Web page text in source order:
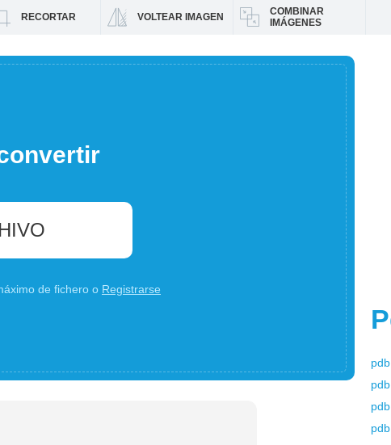
RECORTAR VOLTEAR IMAGEN
COMBINAR
IMÁGENES
de fichero o Registrarse
pdb
pdb
pdb
pdb